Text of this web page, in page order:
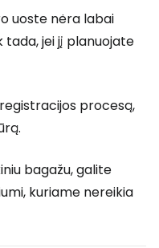
uoste nėra labai
jei jį planuojate
procesą,
bagažu, galite
kuriame nereikia